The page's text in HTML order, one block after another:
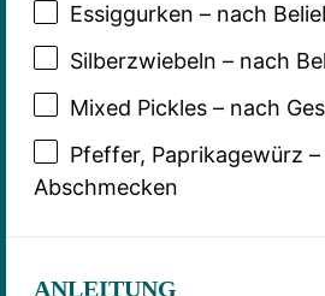
Essiggurken – nach
Silberzwiebeln – nach
Mixed Pickles – nach
Pfeffer, Paprikagewürz –
Abschmecken
ANLEITUNG